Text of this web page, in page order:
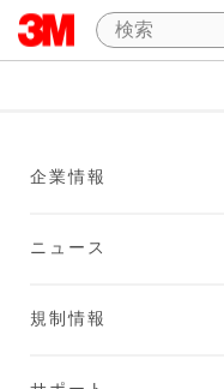
企業情報
ニュース
規制情報